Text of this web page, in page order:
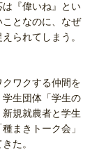
『偉いね』とい
となのに、なぜ
られてしまう。
ワクする仲間を
生団体「学生の
規就農者と学生
まきトーク会」
た。